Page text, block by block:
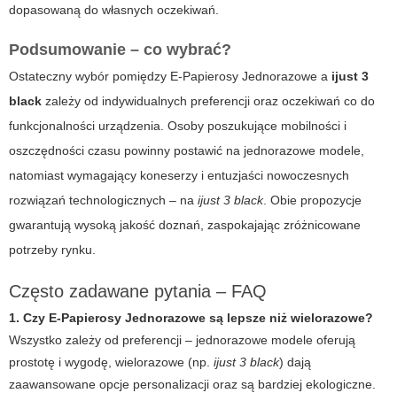
dopasowaną do własnych oczekiwań.
Podsumowanie – co wybrać?
Ostateczny wybór pomiędzy E-Papierosy Jednorazowe a ijust 3
black zależy od indywidualnych preferencji oraz oczekiwań co do
funkcjonalności urządzenia. Osoby poszukujące mobilności i
oszczędności czasu powinny postawić na jednorazowe modele,
natomiast wymagający koneserzy i entuzjaści nowoczesnych
rozwiązań technologicznych – na ijust 3 black. Obie propozycje
gwarantują wysoką jakość doznań, zaspokajając zróżnicowane
potrzeby rynku.
Często zadawane pytania – FAQ
1. Czy E-Papierosy Jednorazowe są lepsze niż wielorazowe?
Wszystko zależy od preferencji – jednorazowe modele oferują
prostotę i wygodę, wielorazowe (np. ijust 3 black) dają
zaawansowane opcje personalizacji oraz są bardziej ekologiczne.